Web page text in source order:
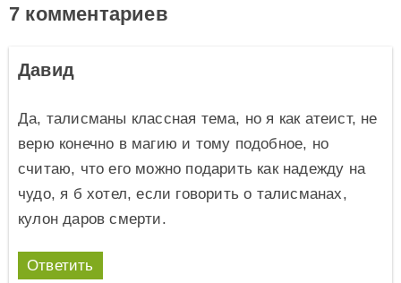
7 комментариев
Давид
Да, талисманы классная тема, но я как атеист, не
верю конечно в магию и тому подобное, но
считаю, что его можно подарить как надежду на
чудо, я б хотел, если говорить о талисманах,
кулон даров смерти.
Ответить